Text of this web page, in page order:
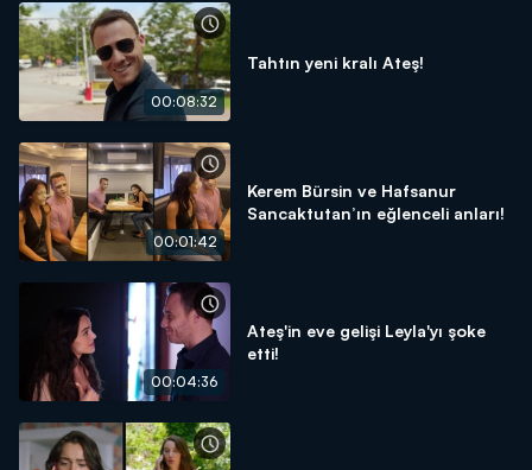
00:08:32
Tahtın yeni kralı Ateş!
00:01:42
Kerem Bürsin ve Hafsanur
Sancaktutan’ın eğlenceli anları!
00:04:36
Ateş'in eve gelişi Leyla'yı şoke
etti!